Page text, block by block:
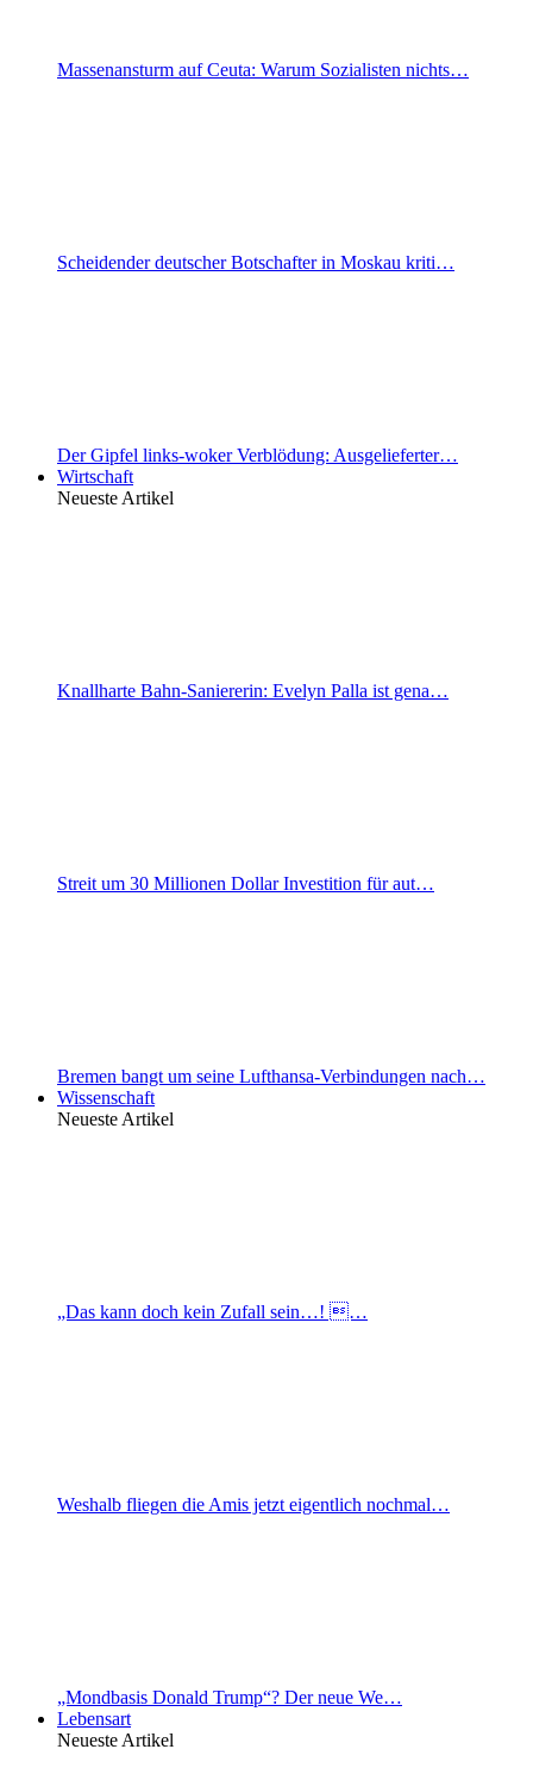
Massenansturm auf Ceuta: Warum Sozialisten nichts…
Scheidender deutscher Botschafter in Moskau kriti…
Der Gipfel links-woker Verblödung: Ausgelieferter…
Wirtschaft
Neueste Artikel
Knallharte Bahn-Saniererin: Evelyn Palla ist gena…
Streit um 30 Millionen Dollar Investition für aut…
Bremen bangt um seine Lufthansa-Verbindungen nach…
Wissenschaft
Neueste Artikel
„Das kann doch kein Zufall sein…! …
Weshalb fliegen die Amis jetzt eigentlich nochmal…
„Mondbasis Donald Trump“? Der neue We…
Lebensart
Neueste Artikel